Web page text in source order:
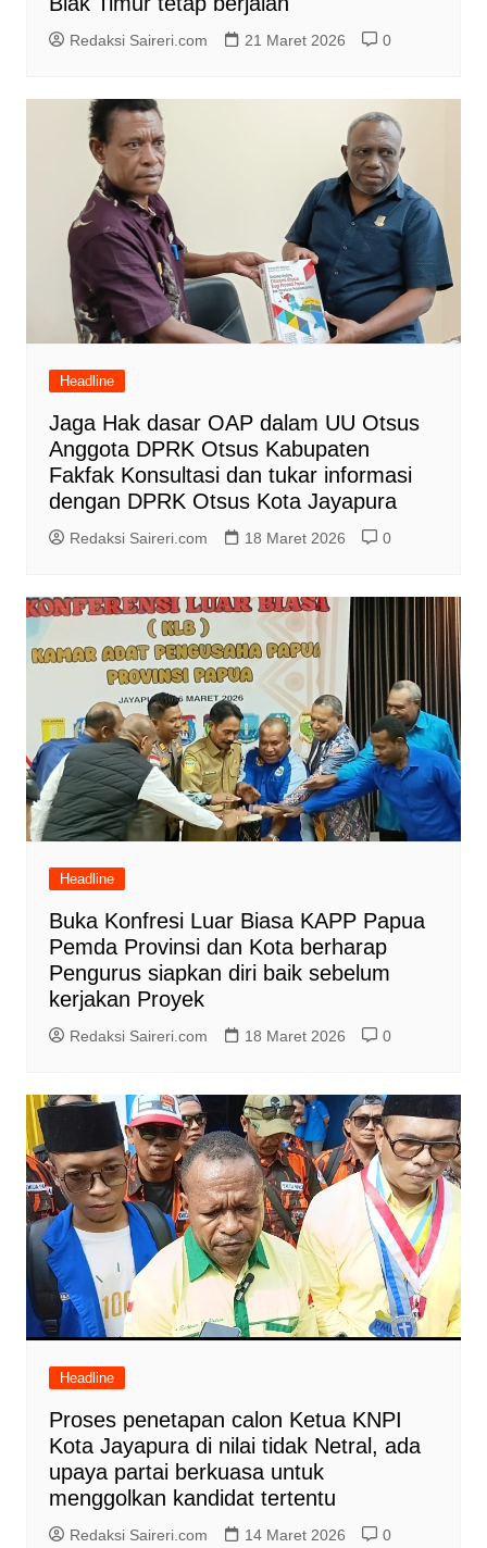
Redaksi Saireri.com 21 Maret 2026 0
Headline
Jaga Hak dasar OAP dalam UU Otsus
Anggota DPRK Otsus Kabupaten
Fakfak Konsultasi dan tukar informasi
dengan DPRK Otsus Kota Jayapura
Redaksi Saireri.com 18 Maret 2026 0
Headline
Buka Konfresi Luar Biasa KAPP Papua
Pemda Provinsi dan Kota berharap
Pengurus siapkan diri baik sebelum
kerjakan Proyek
Redaksi Saireri.com 18 Maret 2026 0
Headline
Proses penetapan calon Ketua KNPI
Kota Jayapura di nilai tidak Netral, ada
upaya partai berkuasa untuk
menggolkan kandidat tertentu
Redaksi Saireri.com 14 Maret 2026 0